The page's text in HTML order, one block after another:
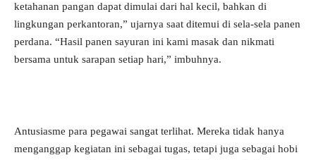
ketahanan pangan dapat dimulai dari hal kecil, bahkan di
lingkungan perkantoran,” ujarnya saat ditemui di sela-sela panen
perdana. “Hasil panen sayuran ini kami masak dan nikmati
bersama untuk sarapan setiap hari,” imbuhnya.
Antusiasme para pegawai sangat terlihat. Mereka tidak hanya
menganggap kegiatan ini sebagai tugas, tetapi juga sebagai hobi